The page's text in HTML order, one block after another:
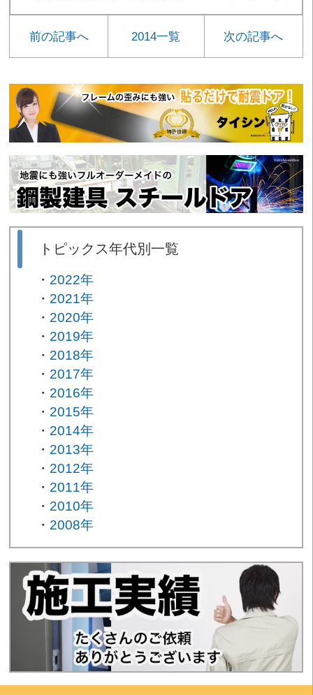
前の記事へ 2014一覧 次の記事へ
トピックス年代別一覧
2022年
2021年
2020年
2019年
2018年
2017年
2016年
2015年
2014年
2013年
2012年
2011年
2010年
2008年